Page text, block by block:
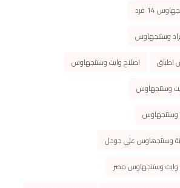
14 فرد
اطباق
اصلاح وايت وستنجهاوس
وستنجهاوس
وستنجهاوس
وستنجھاوس علي جوجل
وايت وستنجهاوس مصر